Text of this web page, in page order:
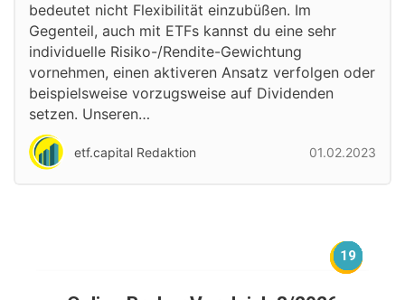
bedeutet nicht Flexibilität einzubüßen. Im
Gegenteil, auch mit ETFs kannst du eine sehr
individuelle Risiko-/Rendite-Gewichtung
vornehmen, einen aktiveren Ansatz verfolgen oder
beispielsweise vorzugsweise auf Dividenden
setzen. Unseren…
etf.capital Redaktion 01.02.2023